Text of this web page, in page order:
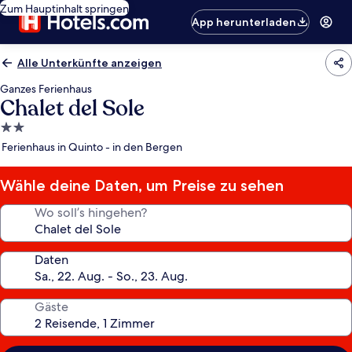
Zum Hauptinhalt springen
App herunterladen
Alle Unterkünfte anzeigen
Ganzes Ferienhaus
Chalet del Sole
2.0-
Sterne-
Ferienhaus in Quinto - in den Bergen
Wähle deine Daten, um Preise zu sehen
Wo soll’s hingehen?
Daten
Gäste